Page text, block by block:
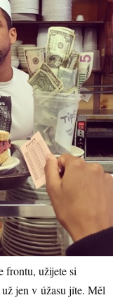
frontu, užijete si
jen v úžasu jíte. Měl